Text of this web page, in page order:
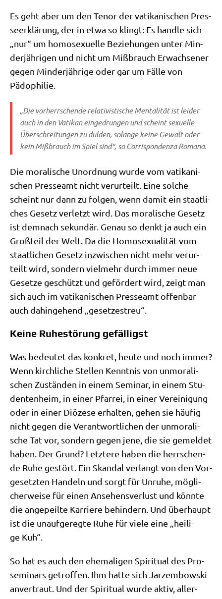
Es geht aber um den Tenor der vati­ka­ni­schen Pres­
se­er­klä­rung, der in etwa so klingt: Es hand­le sich
„nur“ um homo­se­xu­el­le Bezie­hun­gen unter Min­
der­jäh­ri­gen und nicht um Miß­brauch Erwach­se­ner
gegen Min­der­jäh­ri­ge oder gar um Fäl­le von
Pädophilie.
„Die vor­herr­schen­de rela­ti­vi­sti­sche Men­ta­li­tät ist lei­der
auch in den Vati­kan ein­ge­drun­gen und scheint sexu­el­le
Über­schrei­tun­gen zu dul­den, solan­ge kei­ne Gewalt oder
kein Miß­brauch im Spiel sind“, so Cor­ri­spon­den­za Roma­na.
Die mora­li­sche Unord­nung wur­de vom vati­ka­ni­
schen Pres­se­amt nicht ver­ur­teilt. Eine sol­che
scheint nur dann zu fol­gen, wenn damit ein staat­li­
ches Gesetz ver­letzt wird. Das mora­li­sche Gesetz
ist dem­nach sekun­där. Genau so denkt ja auch ein
Groß­teil der Welt. Da die Homo­se­xua­li­tät vom
staat­li­chen Gesetz inzwi­schen nicht mehr ver­ur­
teilt wird, son­dern viel­mehr durch immer neue
Geset­ze geschützt und geför­dert wird, zeigt man
sich auch im vati­ka­ni­schen Pres­se­amt offen­bar
auch dahin­ge­hend „geset­zes­treu“.
Keine Ruhestörung gefälligst
Was bedeu­tet das kon­kret, heu­te und noch immer?
Wenn kirch­li­che Stel­len Kennt­nis von unmo­ra­li­
schen Zustän­den in einem Semi­nar, in einem Stu­
den­ten­heim, in einer Pfar­rei, in einer Ver­ei­ni­gung
oder in einer Diö­ze­se erhal­ten, gehen sie häu­fig
nicht gegen die Ver­ant­wort­li­chen der unmo­ra­li­
sche Tat vor, son­dern gegen jene, die sie gemel­det
haben. Der Grund? Letz­te­re haben die herr­schen­
de Ruhe gestört. Ein Skan­dal ver­langt von den Vor­
ge­setz­ten Han­deln und sorgt für Unru­he, mög­li­
cher­wei­se für einen Anse­hens­ver­lust und könn­te
die ange­peil­te Kar­rie­re behin­dern. Und über­haupt
ist die unauf­ge­reg­te Ruhe für vie­le eine „hei­li­
ge Kuh“.
So hat es auch den ehe­ma­li­gen Spi­ri­tu­al des Pro­
se­mi­nars getrof­fen. Ihm hat­te sich Jar­zem­bow­ski
anver­traut. Und der Spi­ri­tu­al wur­de aktiv, aller­